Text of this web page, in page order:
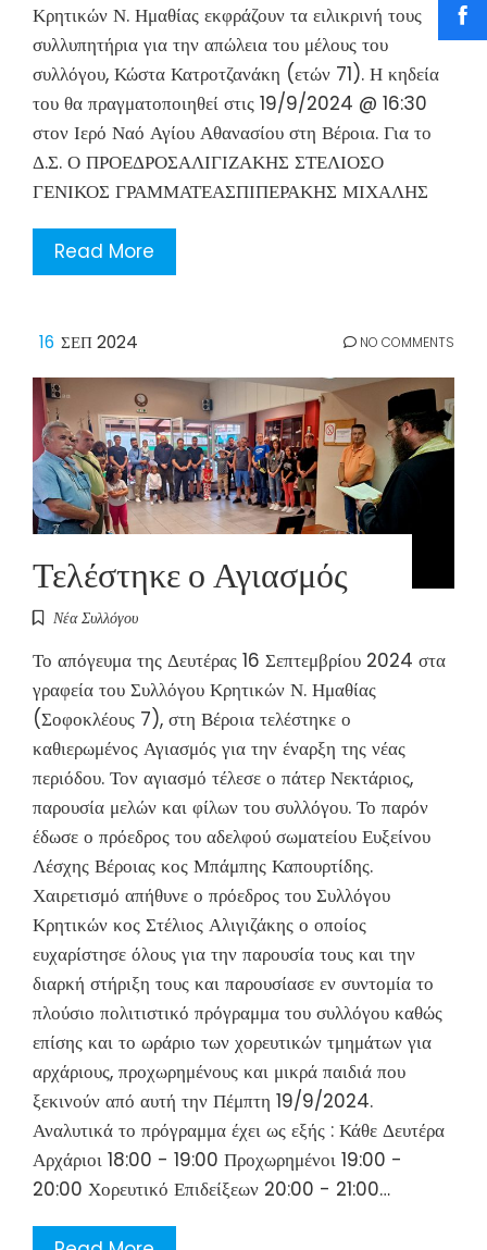
Κρητικών Ν. Ημαθίας εκφράζουν τα ειλικρινή τους
συλλυπητήρια για την απώλεια του μέλους του
συλλόγου, Κώστα Κατροτζανάκη (ετών 71). Η κηδεία
του θα πραγματοποιηθεί στις 19/9/2024 @ 16:30
στον Ιερό Ναό Αγίου Αθανασίου στη Βέροια. Για το
Δ.Σ. Ο ΠΡΟΕΔΡΟΣΑΛΙΓΙΖΑΚΗΣ ΣΤΕΛΙΟΣΟ
ΓΕΝΙΚΟΣ ΓΡΑΜΜΑΤΕΑΣΠΙΠΕΡΑΚΗΣ ΜΙΧΑΛΗΣ
Read More
16 ΣΕΠ 2024 NO COMMENTS
Τελέστηκε ο Αγιασμός
Νέα Συλλόγου
Το απόγευμα της Δευτέρας 16 Σεπτεμβρίου 2024 στα
γραφεία του Συλλόγου Κρητικών Ν. Ημαθίας
(Σοφοκλέους 7), στη Βέροια τελέστηκε ο
καθιερωμένος Αγιασμός για την έναρξη της νέας
περιόδου. Τον αγιασμό τέλεσε ο πάτερ Νεκτάριος,
παρουσία μελών και φίλων του συλλόγου. Το παρόν
έδωσε ο πρόεδρος του αδελφού σωματείου Ευξείνου
Λέσχης Βέροιας κος Μπάμπης Καπουρτίδης.
Χαιρετισμό απήθυνε ο πρόεδρος του Συλλόγου
Κρητικών κος Στέλιος Αλιγιζάκης ο οποίος
ευχαρίστησε όλους για την παρουσία τους και την
διαρκή στήριξη τους και παρουσίασε εν συντομία το
πλούσιο πολιτιστικό πρόγραμμα του συλλόγου καθώς
επίσης και το ωράριο των χορευτικών τμημάτων για
αρχάριους, προχωρημένους και μικρά παιδιά που
ξεκινούν από αυτή την Πέμπτη 19/9/2024.
Αναλυτικά το πρόγραμμα έχει ως εξής : Κάθε Δευτέρα
Αρχάριοι 18:00 - 19:00 Προχωρημένοι 19:00 -
20:00 Χορευτικό Επιδείξεων 20:00 - 21:00…